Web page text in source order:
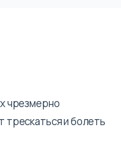
чрезмерно
трескаться и болеть